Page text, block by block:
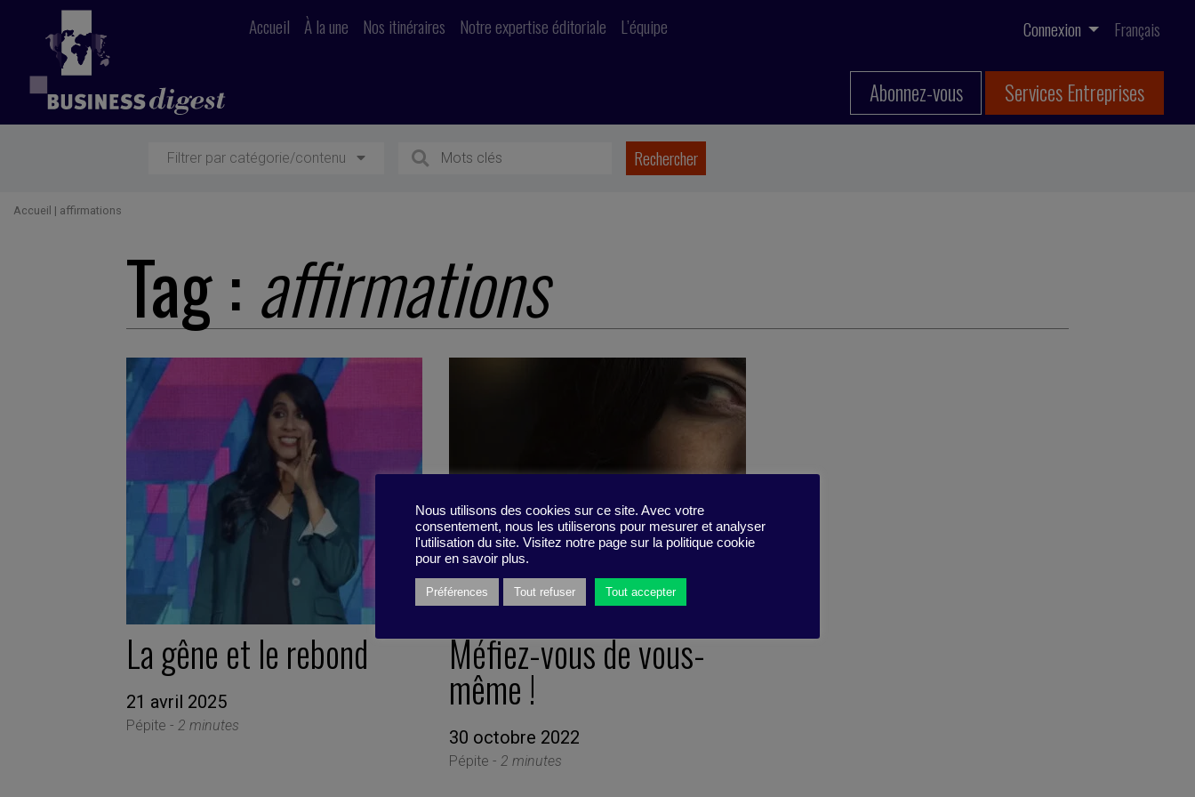
Accueil À la une Nos itinéraires Notre expertise éditoriale L’équipe Connexion Français
Abonnez-vous Services Entreprises
Filtrer par catégorie/contenu
Accueil | affirmations
Tag : affirmations
La gêne et le rebond
21 avril 2025
Pépite - 2 minutes
Méfiez-vous de vous-
même !
30 octobre 2022
Pépite - 2 minutes
Nous utilisons des cookies sur ce site. Avec votre
consentement, nous les utiliserons pour mesurer et analyser
l'utilisation du site. Visitez notre page sur la politique cookie
pour en savoir plus.
Préférences Tout refuser Tout accepter